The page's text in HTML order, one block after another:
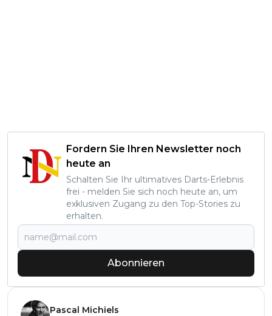
Fordern Sie Ihren Newsletter noch
heute an
Schalten Sie Ihr ultimatives Darts-Erlebnis
frei - melden Sie sich noch heute an, um
exklusiven Zugang zu den Top-Stories zu
erhalten.
Abonnieren
Pascal Michiels